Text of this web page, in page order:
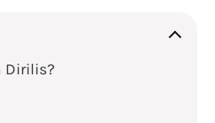
Dirilis?